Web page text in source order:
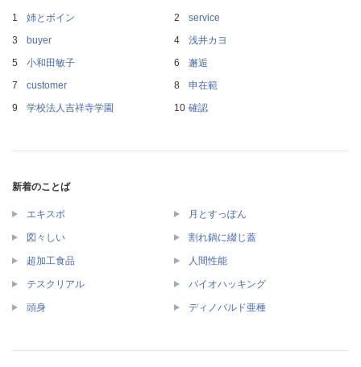
姉とボイン
service
buyer
浅井カヨ
小和田敏子
邂逅
customer
申在範
学校法人吉祥寺学園
確認
新着のことば
エキスポ 月とすっぽん
図々しい 割れ鍋に綴じ蓋
超加工食品 人間性能
テスクリアル バイオハッキング
頭身 ディノバルド亜種